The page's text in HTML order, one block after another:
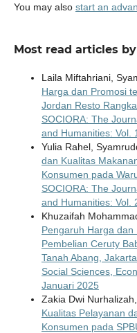
You may also start an
Most read articles
Laila Miftahriani,
Harga dan Promosi
Jordan Resto
SOCIORA: The
and Humanities: Vol.
Yulia Rahel,
dan Kualitas
Konsumen pada
SOCIORA: The
and Humanities: Vol.
Khuzaifah
Pengaruh Harga dan
Pembelian Ceruty
Tanah Abang,
Social Sciences,
Januari 2025
Zakia Dwi
Kualitas Pelayanan
Konsumen pada